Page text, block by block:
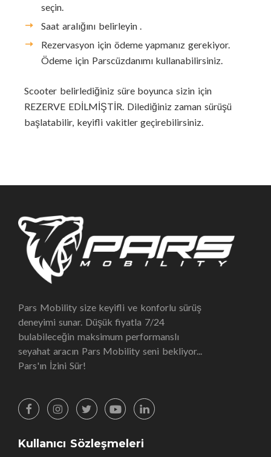
seçin.
Saat aralığını belirleyin .
Rezervasyon için ödeme yapmanız gerekiyor.
Ödeme için Parscüzdanımı kullanabilirsiniz.
Scooter belirlediğiniz süre boyunca sizin için
REZERVE EDİLMİŞTİR. Dilediğiniz zaman sürüşü
başlatabilir, keyifli vakitler geçirebilirsiniz.
Pars Mobility size keyifli ve konforlu sürüş
deneyimi sunar. Düşük fiyatla 7/24
bulabileceğin maksimum performanslı
seyahat aracın Pars Mobility seni bekliyor...
Pars'ın İzini Sür!
Kullanıcı Sözleşmeleri